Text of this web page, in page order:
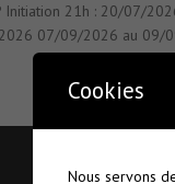
Initiation 21h : 20/07/
07/09/2026 au 09/
Cookies
Nous servons